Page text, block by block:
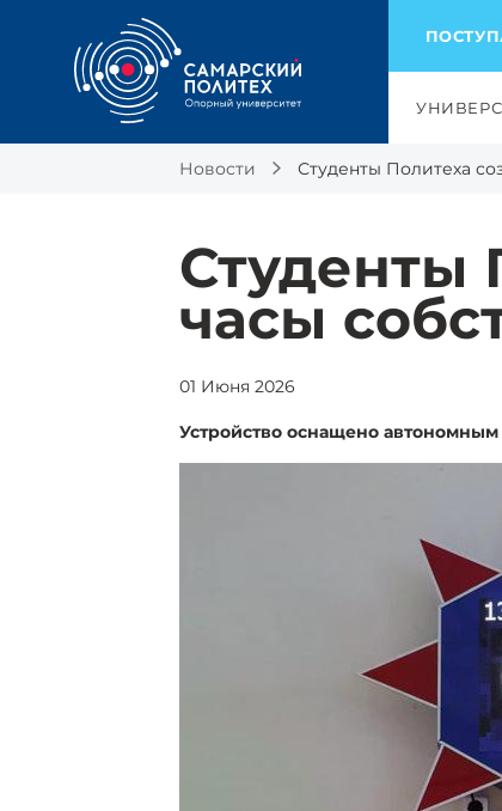
Новости Студенты Политеха
Студенты
часы
01 Июня 2026
Устройство оснащено